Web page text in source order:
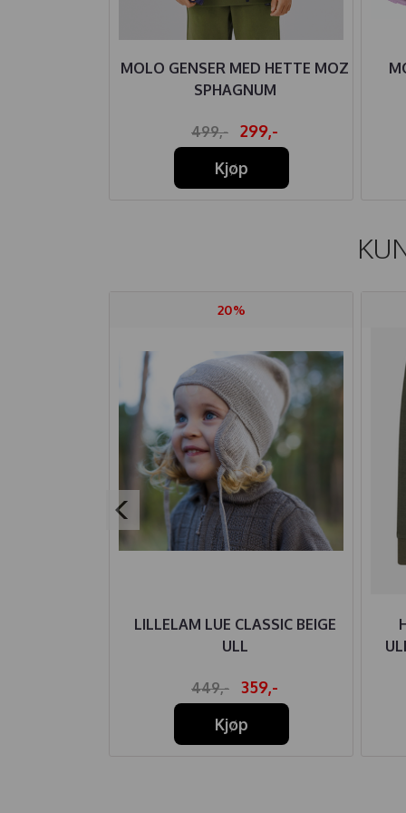
MOLO GENSER MED HETTE MOZ
SPHAGNUM
499,-
299,-
Kjøp
20%
LILLELAM LUE CLASSIC BEIGE
ULL
449,-
359,-
Kjøp